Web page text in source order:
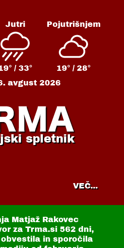
Jutri
/ 33°
Pojutrišnjem
19° / 28°
avgust 2026
spletnik
VEČ...
Matjaž Rakovec
za Trma.si 562 dni,
in sporočila